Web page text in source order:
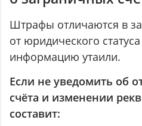
Штрафы отличаются в
от юридического
информацию утаили.
Если не уведомить об
счёта и изменении
составит: